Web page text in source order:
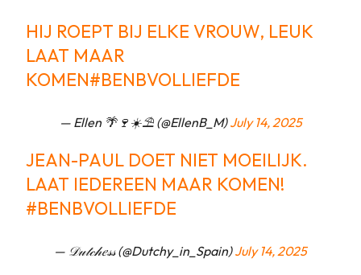
HIJ ROEPT BIJ ELKE VROUW, LEUK
LAAT MAAR
KOMEN#BENBVOLLIEFDE
— Ellen 🌴🍷☀️⛱ (@EllenB_M)July 14, 2025
JEAN-PAUL DOET NIET MOEILIJK.
LAAT IEDEREEN MAAR KOMEN!
#BENBVOLLIEFDE
— 𝒟𝓊𝓉𝒸𝒽𝑒𝓈𝓈 (@Dutchy_in_Spain)July 14, 2025